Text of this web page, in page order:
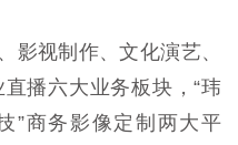
视制作、文化演艺、
播六大业务板块，“玮
”商务影像定制两大平